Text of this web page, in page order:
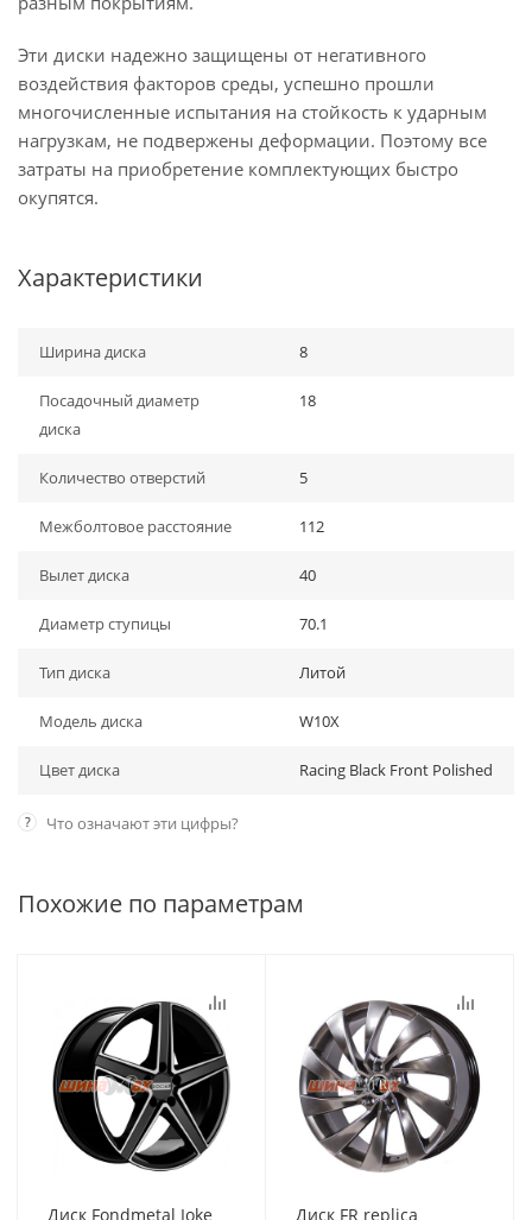
Эти диски надежно защищены от негативного
воздействия факторов среды, успешно прошли
многочисленные испытания на стойкость к ударным
нагрузкам, не подвержены деформации. Поэтому все
затраты на приобретение комплектующих быстро
окупятся.
Характеристики
Ширина диска 8
Посадочный диаметр
диска
18
Количество отверстий 5
Межболтовое расстояние 112
Вылет диска 40
Диаметр ступицы 70.1
Тип диска Литой
Модель диска W10X
Цвет диска Racing Black Front Polished
? Что означают эти цифры?
Похожие по параметрам
Диск Fondmetal Ioke
Диск FR replica